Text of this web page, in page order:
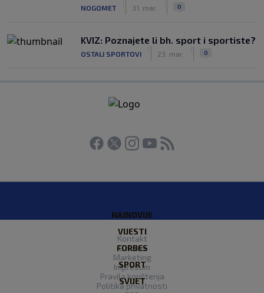
NOGOMET 31. mar. 0
KVIZ: Poznajete li bh. sport i sportiste?
OSTALI SPORTOVI 23. mar. 0
NAJNOVIJE
VIJESTI
FORBES
SPORT
SVIJET
Kontakt
O nama
Marketing
Impresum
Pravila korištenja
Politika privatnosti